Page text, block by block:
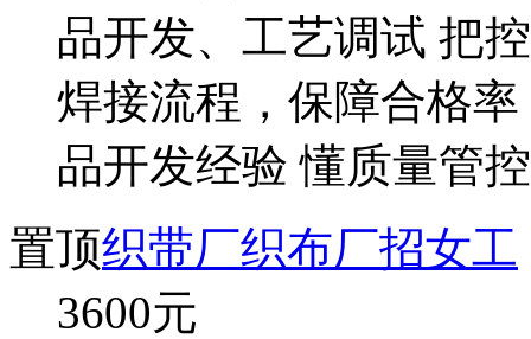
品开发、工艺调试 把
焊接流程，保障合格
品开发经验 懂质量管
置顶织带厂织布厂招女工
3600元